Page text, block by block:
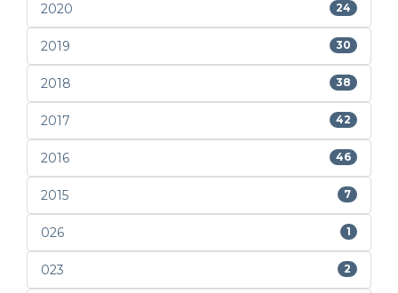
2020 24
2019 30
2018 38
2017 42
2016 46
2015 7
026 1
023 2